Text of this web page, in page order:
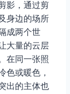
影，通过剪
身边的场所
成两个世
大量的云层
在同一张照
色或暖色，
出的主体也